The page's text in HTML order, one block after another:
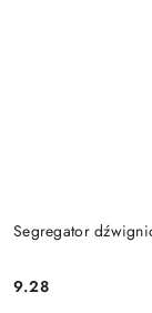
Segregator
Cena:
9.28